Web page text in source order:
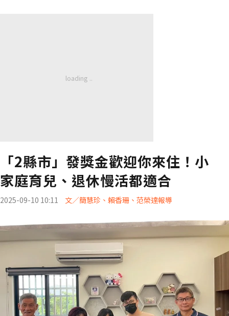
「2縣市」發獎金歡迎你來住！小
家庭育兒、退休慢活都適合
2025-09-10 10:11 文／簡慧珍、賴香珊、范榮達報導